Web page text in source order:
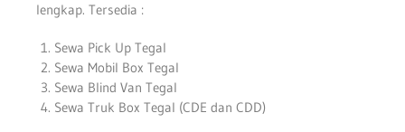
lengkap. Tersedia :
Sewa Pick Up Tegal
Sewa Mobil Box Tegal
Sewa Blind Van Tegal
Sewa Truk Box Tegal (CDE dan CDD)